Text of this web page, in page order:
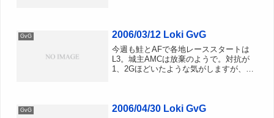
GvG 2006/03/12 Loki GvG
今週も鮭とAFで各地レーススタートは
L3。城主AMCは放棄のようで。対抗が
1、2Gほどいたような気がしますが、ど
してみますが、Wi...
GvG 2006/04/30 Loki GvG